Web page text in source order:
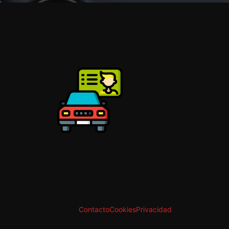
ContactoCookiesPrivacidad